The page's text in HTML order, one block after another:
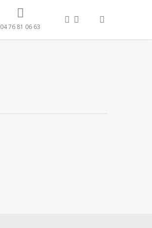
04 76 81 06 63
FACEBOOK
LINKEDIN